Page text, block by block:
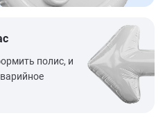
полис, и